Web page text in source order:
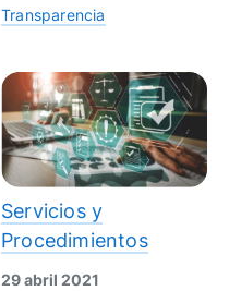
Transparencia
Servicios y
Procedimientos
29 abril 2021